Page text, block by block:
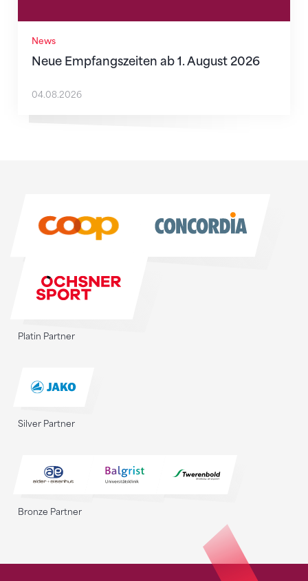
News
Neue Empfangszeiten ab 1. August 2026
04.08.2026
Platin Partner
Silver Partner
Bronze Partner